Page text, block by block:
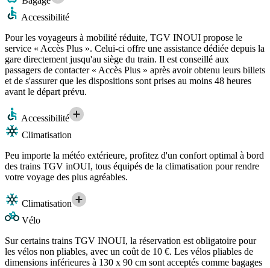
Accessibilité
Pour les voyageurs à mobilité réduite, TGV INOUI propose le
service « Accès Plus ». Celui-ci offre une assistance dédiée depuis la
gare directement jusqu'au siège du train. Il est conseillé aux
passagers de contacter « Accès Plus » après avoir obtenu leurs billets
et de s'assurer que les dispositions sont prises au moins 48 heures
avant le départ prévu.
Accessibilité
Climatisation
Peu importe la météo extérieure, profitez d'un confort optimal à bord
des trains TGV inOUI, tous équipés de la climatisation pour rendre
votre voyage des plus agréables.
Climatisation
Vélo
Sur certains trains TGV INOUI, la réservation est obligatoire pour
les vélos non pliables, avec un coût de 10 €. Les vélos pliables de
dimensions inférieures à 130 x 90 cm sont acceptés comme bagages